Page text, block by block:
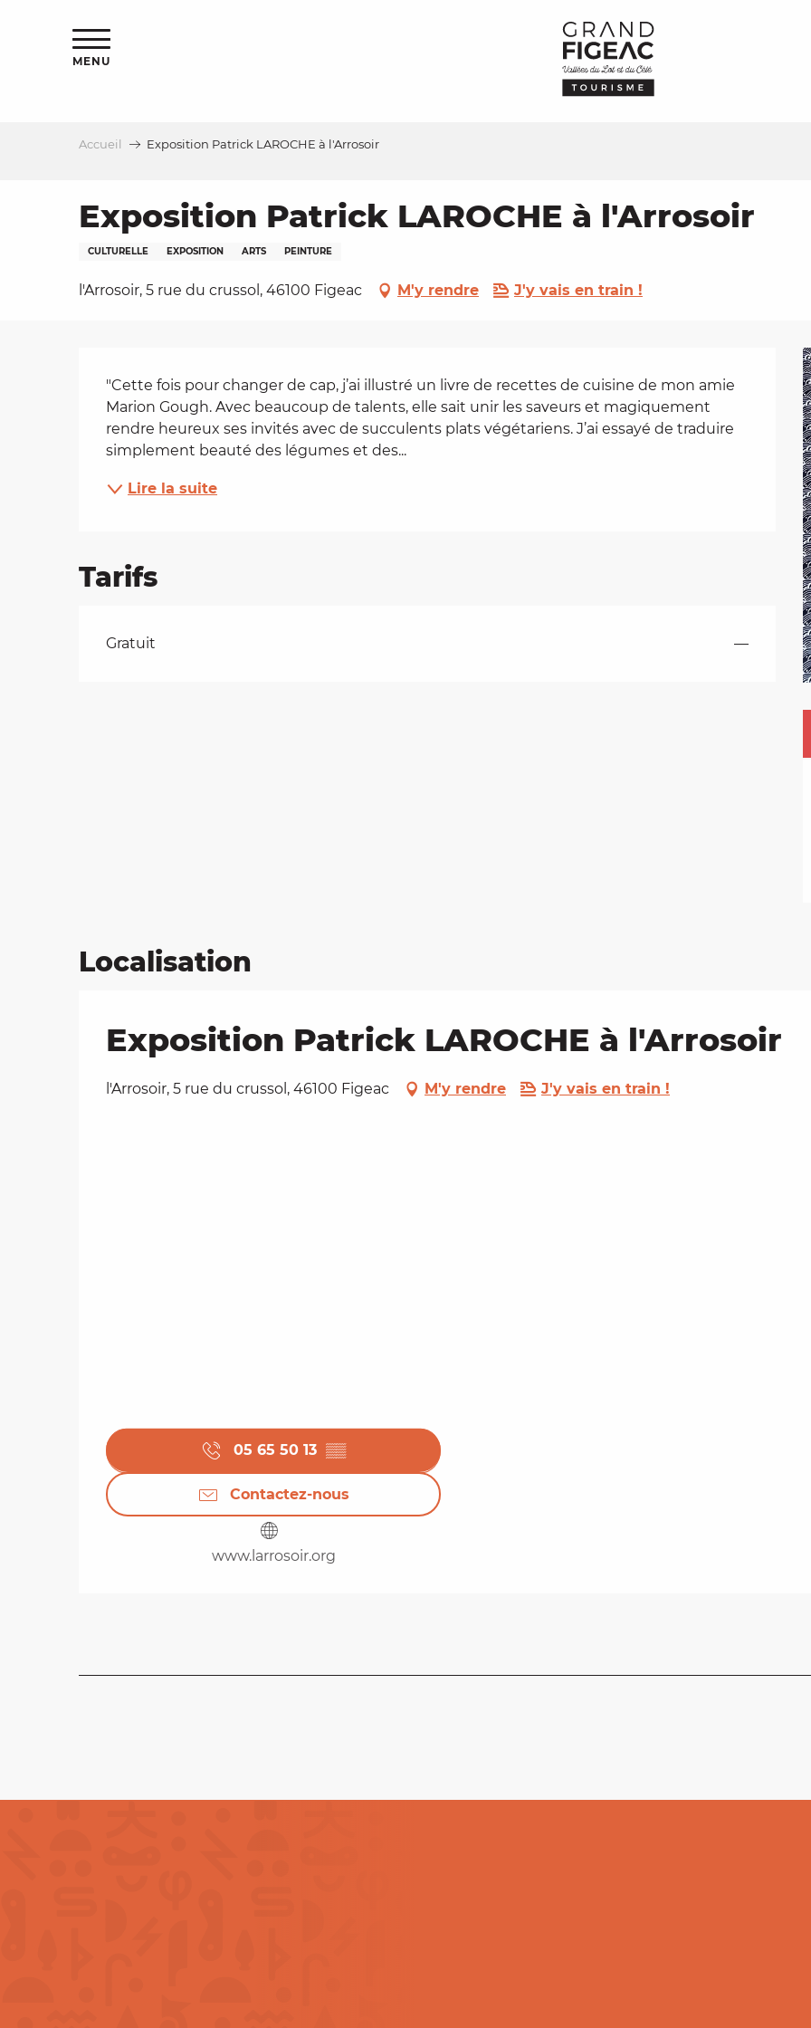
MENU
Accueil Exposition Patrick LAROCHE à l'Arrosoir
Exposition Patrick LAROCHE à l'Arrosoir
CULTURELLE EXPOSITION ARTS PEINTURE
l'Arrosoir, 5 rue du crussol, 46100 Figeac M'y rendre J'y vais en train !
Description
"Cette fois pour changer de cap, j’ai illustré un livre de recettes de cuisine de mon amie
Marion Gough. Avec beaucoup de talents, elle sait unir les saveurs et magiquement
rendre heureux ses invités avec de succulents plats végétariens. J’ai essayé de traduire
simplement beauté des légumes et des...
Lire la suite
Tarifs
Tarifs 2026
Gratuit —
Localisation
Exposition Patrick LAROCHE à l'Arrosoir
l'Arrosoir, 5 rue du crussol, 46100 Figeac M'y rendre J'y vais en train !
05 65 50 13 ▒▒
Contactez-nous
www.larrosoir.org